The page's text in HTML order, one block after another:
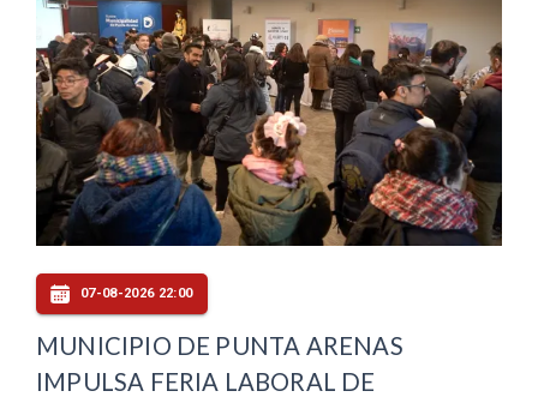
07-08-2026 22:00
MUNICIPIO DE PUNTA ARENAS
IMPULSA FERIA LABORAL DE